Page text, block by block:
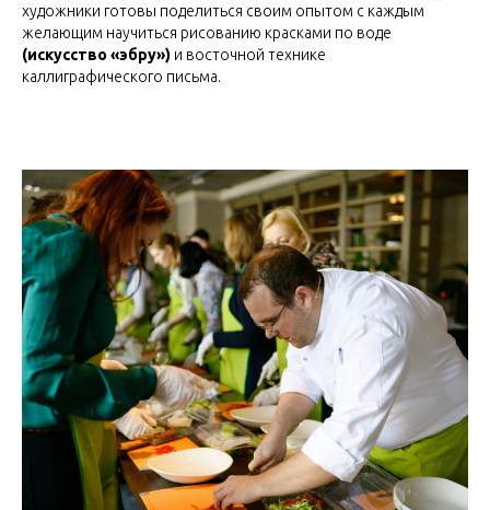
художники готовы поделиться своим опытом с каждым
желающим научиться рисованию красками по воде
(искусство «эбру») и восточной технике
каллиграфического письма.